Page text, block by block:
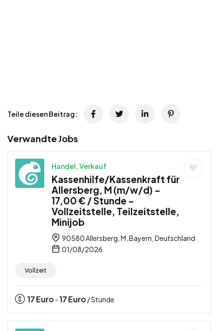
Teile diesen Beitrag:
Verwandte Jobs
Handel, Verkauf
Kassenhilfe/Kassenkraft für
Allersberg, M (m/w/d) –
17,00 € / Stunde –
Vollzeitstelle, Teilzeitstelle,
Minijob
90580 Allersberg, M, Bayern, Deutschland
01/08/2026
Vollzeit
17Euro -17Euro / Stunde